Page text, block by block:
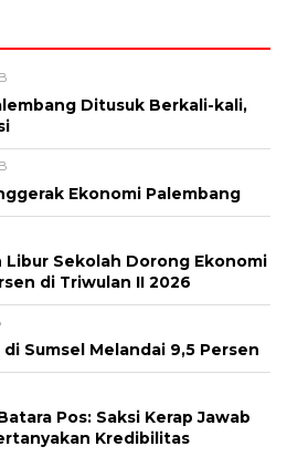
Ditusuk Berkali-kali,
Ekonomi Palembang
Sekolah Dorong Ekonomi
di Triwulan II 2026
Sumsel Melandai 9,5 Persen
Pos: Saksi Kerap Jawab
Kredibilitas